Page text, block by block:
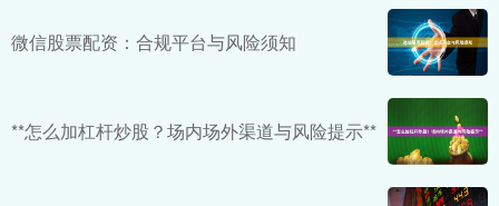
微信股票配资：合规平台与风险须知
**怎么加杠杆炒股？场内场外渠道与风险提示**